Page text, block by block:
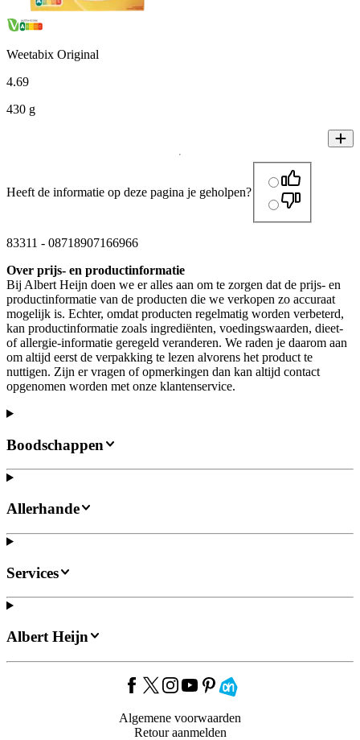
Weetabix Original
4.69
430 g
Heeft de informatie op deze pagina je geholpen?
83311 - 08718907166966
Over prijs- en productinformatie
Bij Albert Heijn doen we er alles aan om te zorgen dat de prijs- en
productinformatie van de producten die we verkopen zo accuraat
mogelijk is. Echter, omdat producten regelmatig worden verbeterd,
kan productinformatie zoals ingrediënten, voedingswaarden, dieet-
of allergie-informatie geregeld veranderen. We raden je daarom aan
om altijd eerst de verpakking te lezen alvorens het product te
nuttigen. Zijn er vragen of opmerkingen dan kan altijd contact
opgenomen worden met onze klantenservice.
Boodschappen
Allerhande
Services
Albert Heijn
Algemene voorwaarden
Retour aanmelden